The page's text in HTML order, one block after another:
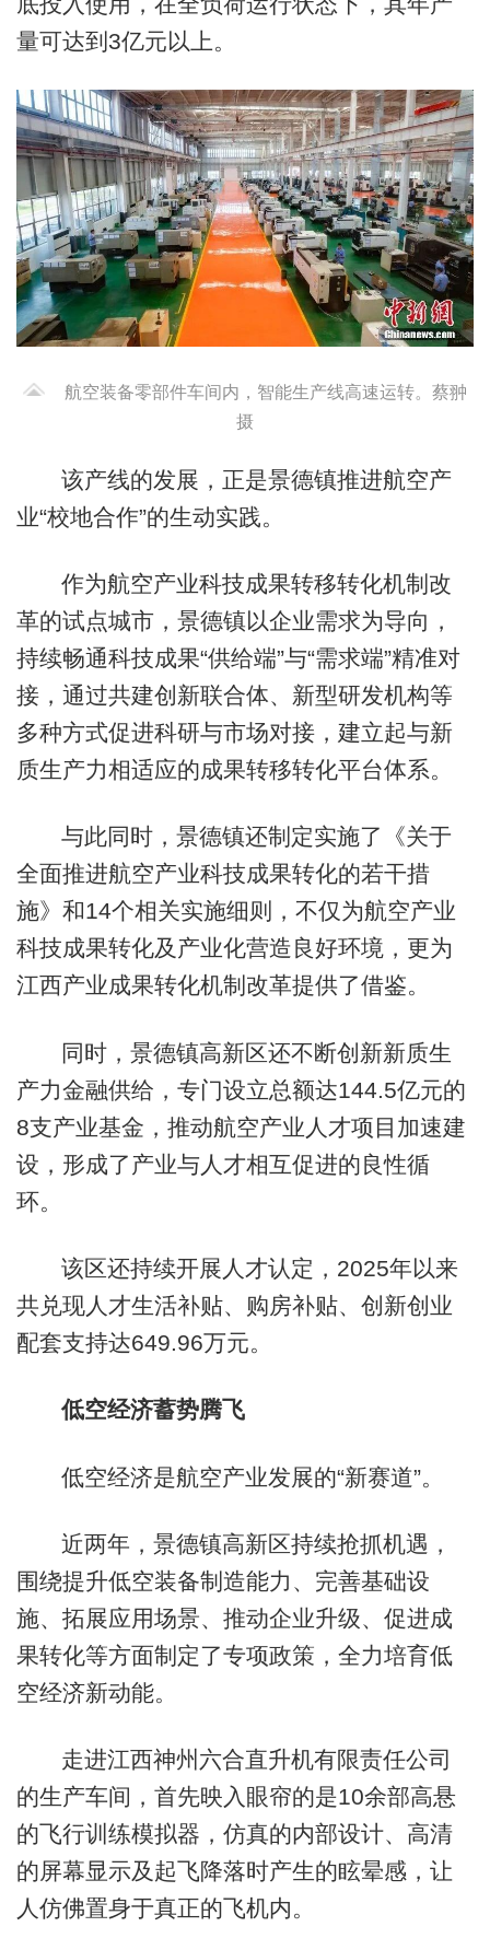
量可达到3亿元以上。
航空装备零部件车间内，智能生产线高速运转。蔡翀
摄
该产线的发展，正是景德镇推进航空产
业“校地合作”的生动实践。
作为航空产业科技成果转移转化机制改
革的试点城市，景德镇以企业需求为导向，
持续畅通科技成果“供给端”与“需求端”精准对
接，通过共建创新联合体、新型研发机构等
多种方式促进科研与市场对接，建立起与新
质生产力相适应的成果转移转化平台体系。
与此同时，景德镇还制定实施了《关于
全面推进航空产业科技成果转化的若干措
施》和14个相关实施细则，不仅为航空产业
科技成果转化及产业化营造良好环境，更为
江西产业成果转化机制改革提供了借鉴。
同时，景德镇高新区还不断创新新质生
产力金融供给，专门设立总额达144.5亿元的
8支产业基金，推动航空产业人才项目加速建
设，形成了产业与人才相互促进的良性循
环。
该区还持续开展人才认定，2025年以来
共兑现人才生活补贴、购房补贴、创新创业
配套支持达649.96万元。
低空经济蓄势腾飞
低空经济是航空产业发展的“新赛道”。
近两年，景德镇高新区持续抢抓机遇，
围绕提升低空装备制造能力、完善基础设
施、拓展应用场景、推动企业升级、促进成
果转化等方面制定了专项政策，全力培育低
空经济新动能。
走进江西神州六合直升机有限责任公司
的生产车间，首先映入眼帘的是10余部高悬
的飞行训练模拟器，仿真的内部设计、高清
的屏幕显示及起飞降落时产生的眩晕感，让
人仿佛置身于真正的飞机内。